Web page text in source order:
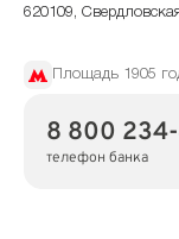
620109,
Площадь 1905
8 800
телефон банка